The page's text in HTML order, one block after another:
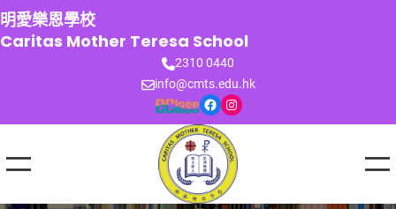
跳
至
主
明愛樂恩學校
Caritas Mother Teresa School
2310 0440
info@cmts.edu.hk
Facebook Instagram